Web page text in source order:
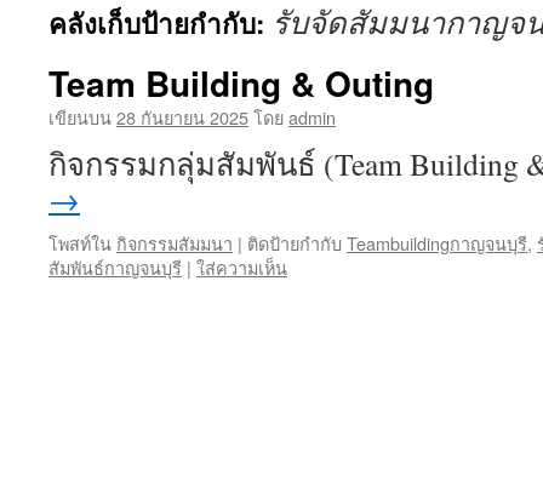
เนื้อหา
คลังเก็บป้ายกำกับ: รับจัดสัมมนากาญจ
Team Building & Outing
เขียนบน28 กันยายน 2025โดยadmin
กิจกรรมกลุ่มสัมพันธ์ (Team Building
→
โพสท์ใน กิจกรรมสัมมนา | ติดป้ายกำกับ Teambuildingกาญจนบุรี,
สัมพันธ์กาญจนบุรี | ใส่ความเห็น